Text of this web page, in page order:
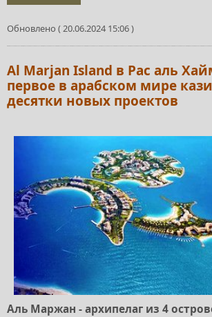
Обновлено ( 20.06.2024 15:06 )
Al Marjan Island в Рас аль
первое в арабском мире
десятки новых проектов
Аль Маржан - архипелаг из 4